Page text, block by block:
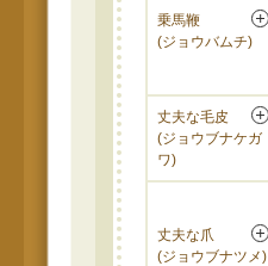
乗馬鞭
(ジョウバムチ)
丈夫な毛皮
(ジョウブナケガ
ワ)
丈夫な爪
(ジョウブナツメ)